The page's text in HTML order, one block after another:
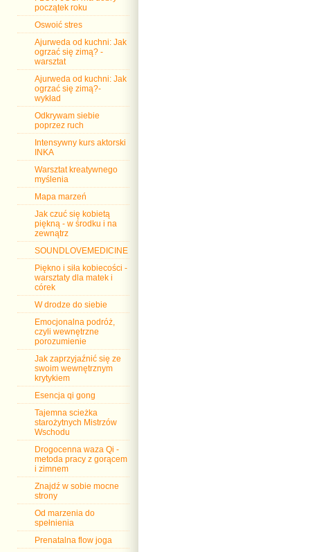
początek roku
Oswoić stres
Ajurweda od kuchni: Jak
ogrzać się zimą? -
warsztat
Ajurweda od kuchni: Jak
ogrzać się zimą?-
wykład
Odkrywam siebie
poprzez ruch
Intensywny kurs aktorski
INKA
Warsztat kreatywnego
myślenia
Mapa marzeń
Jak czuć się kobietą
piękną - w środku i na
zewnątrz
SOUNDLOVEMEDICINE
Piękno i siła kobiecości -
warsztaty dla matek i
córek
W drodze do siebie
Emocjonalna podróż,
czyli wewnętrzne
porozumienie
Jak zaprzyjaźnić się ze
swoim wewnętrznym
krytykiem
Esencja qi gong
Tajemna scieżka
starożytnych Mistrzów
Wschodu
Drogocenna waza Qi -
metoda pracy z gorącem
i zimnem
Znajdź w sobie mocne
strony
Od marzenia do
spełnienia
Prenatalna flow joga